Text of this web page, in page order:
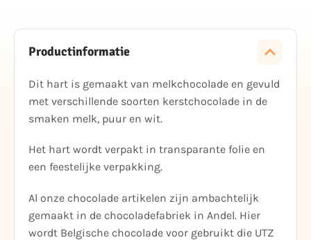
Productinformatie
Dit hart is gemaakt van melkchocolade en gevuld
met verschillende soorten kerstchocolade in de
smaken melk, puur en wit.
Het hart wordt verpakt in transparante folie en
een feestelijke verpakking.
Al onze chocolade artikelen zijn ambachtelijk
gemaakt in de chocoladefabriek in Andel. Hier
wordt Belgische chocolade voor gebruikt die UTZ